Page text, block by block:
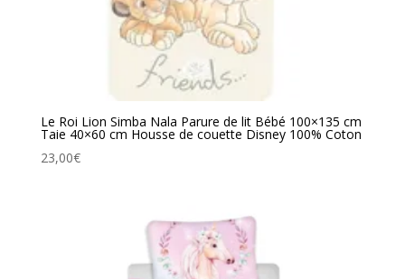
Le Roi Lion Simba Nala Parure de lit Bébé 100×135 cm
Taie 40×60 cm Housse de couette Disney 100% Coton
23,00€